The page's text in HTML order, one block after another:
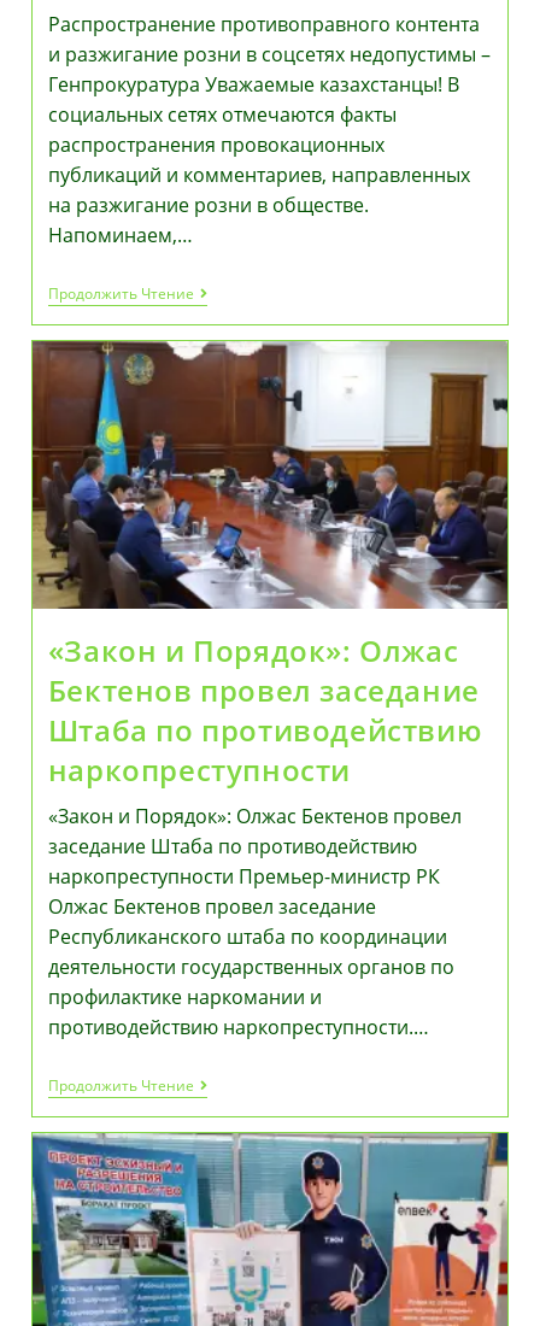
Распространение противоправного контента
и разжигание розни в соцсетях недопустимы –
Генпрокуратура Уважаемые казахстанцы! В
социальных сетях отмечаются факты
распространения провокационных
публикаций и комментариев, направленных
на разжигание розни в обществе.
Напоминаем,…
Продолжить ЧтениеРаспространение
Противоправного
Контента
И
Разжигание
Недопустимы
–
Генпрокуратура
«Закон и Порядок»: Олжас
Бектенов провел заседание
Штаба по противодействию
наркопреступности
«Закон и Порядок»: Олжас Бектенов провел
заседание Штаба по противодействию
наркопреступности Премьер-министр РК
Олжас Бектенов провел заседание
Республиканского штаба по координации
деятельности государственных органов по
профилактике наркомании и
противодействию наркопреступности.…
Продолжить Чтение«Закон
И
Порядок»:
Олжас
Бектенов
Провел
Заседание
Штаба
По
Противодействию
Наркопреступности